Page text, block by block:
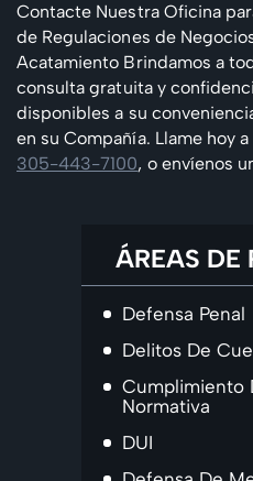
Contacte Nuestra Oficina
de Regulaciones de
Acatamiento Brindamos a
consulta gratuita y
disponibles a su
en su Compañía. Llame hoy
305-443-7100, o envíenos
ÁREAS DE
Defensa Penal
Delitos De
Cumplimiento
Normativa
DUI